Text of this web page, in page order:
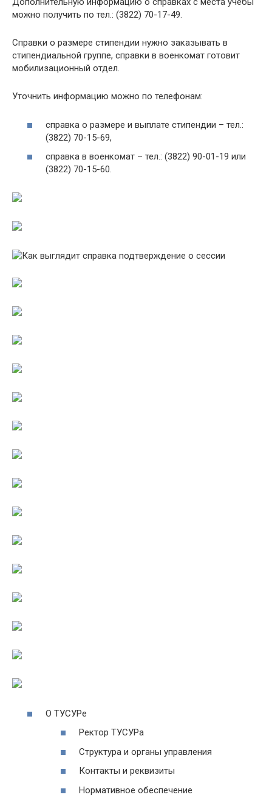
можно получить по тел.: (3822) 70-17-49.
Справки о размере стипендии нужно заказывать в
стипендиальной группе, справки в военкомат готовит
мобилизационный отдел.
Уточнить информацию можно по телефонам:
справка о размере и выплате стипендии – тел.:
(3822) 70-15-69,
справка в военкомат – тел.: (3822) 90-01-19 или
(3822) 70-15-60.
О ТУСУРе
Ректор ТУСУРа
Структура и органы управления
Контакты и реквизиты
Нормативное обеспечение